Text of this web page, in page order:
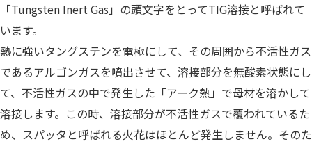
「Tungsten Inert Gas」の頭文字をとってTIG溶接と呼ばれて
います。
熱に強いタングステンを電極にして、その周囲から不活性ガス
であるアルゴンガスを噴出させて、溶接部分を無酸素状態にし
て、不活性ガスの中で発生した「アーク熱」で母材を溶かして
溶接します。この時、溶接部分が不活性ガスで覆われているた
め、スパッタと呼ばれる火花はほとんど発生しません。そのた